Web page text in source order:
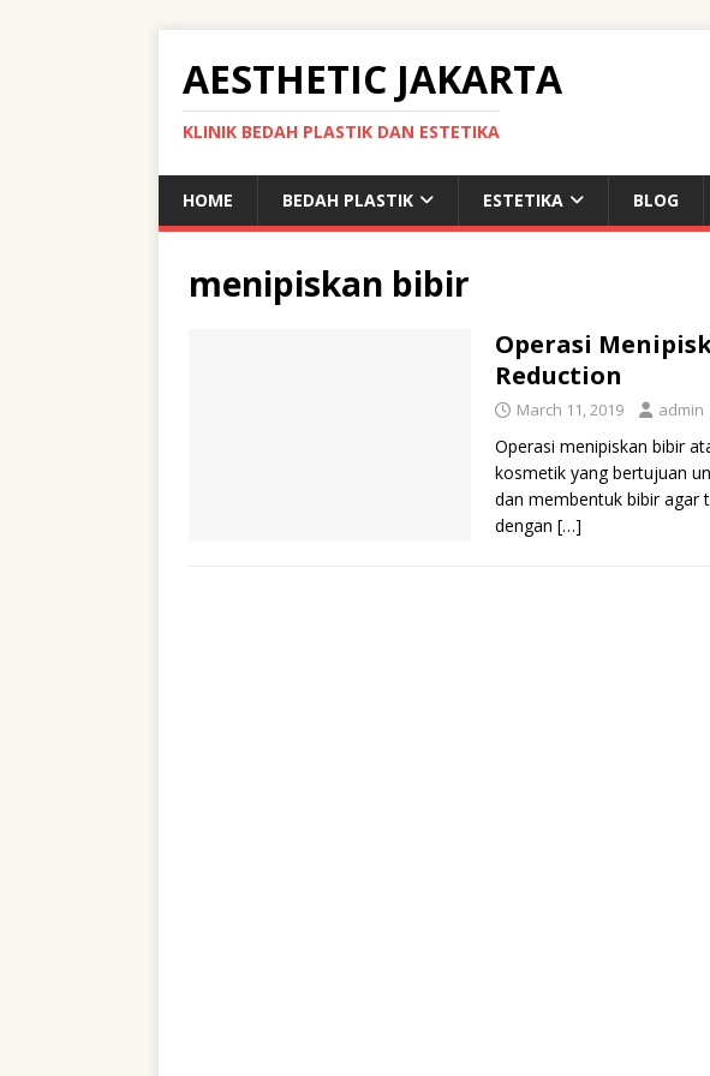
AESTHETIC JAKARTA
KLINIK BEDAH PLASTIK DAN ESTETIKA
HOME BEDAH PLASTIK ESTETIKA BLOG
menipiskan bibir
Operasi
Reduction
March 11, 2019 admin
Operasi menipiskan bibir
kosmetik yang bertujuan
dan membentuk bibir agar
dengan […]